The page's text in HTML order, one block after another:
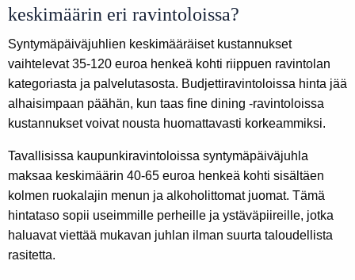
keskimäärin eri ravintoloissa?
Syntymäpäiväjuhlien keskimääräiset kustannukset
vaihtelevat 35-120 euroa henkeä kohti riippuen ravintolan
kategoriasta ja palvelutasosta. Budjettiravintoloissa hinta jää
alhaisimpaan päähän, kun taas fine dining -ravintoloissa
kustannukset voivat nousta huomattavasti korkeammiksi.
Tavallisissa kaupunkiravintoloissa syntymäpäiväjuhla
maksaa keskimäärin 40-65 euroa henkeä kohti sisältäen
kolmen ruokalajin menun ja alkoholittomat juomat. Tämä
hintataso sopii useimmille perheille ja ystäväpiireille, jotka
haluavat viettää mukavan juhlan ilman suurta taloudellista
rasitetta.